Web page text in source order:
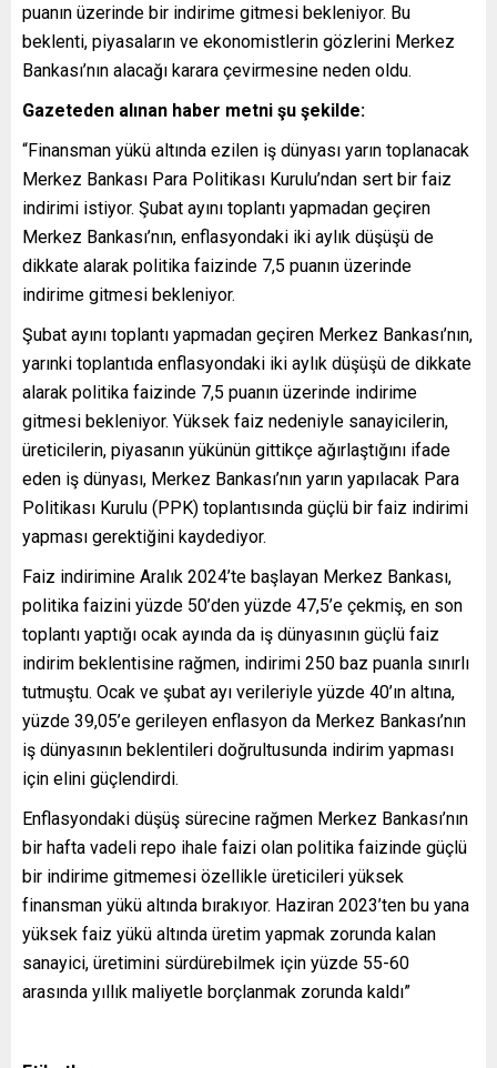
puanın üzerinde bir indirime gitmesi bekleniyor. Bu
beklenti, piyasaların ve ekonomistlerin gözlerini Merkez
Bankası’nın alacağı karara çevirmesine neden oldu.
Gazeteden alınan haber metni şu şekilde:
“Finansman yükü altında ezilen iş dünyası yarın toplanacak
Merkez Bankası Para Politikası Kurulu’ndan sert bir faiz
indirimi istiyor. Şubat ayını toplantı yapmadan geçiren
Merkez Bankası’nın, enflasyondaki iki aylık düşüşü de
dikkate alarak politika faizinde 7,5 puanın üzerinde
indirime gitmesi bekleniyor.
Şubat ayını toplantı yapmadan geçiren Merkez Bankası’nın,
yarınki toplantıda enflasyondaki iki aylık düşüşü de dikkate
alarak politika faizinde 7,5 puanın üzerinde indirime
gitmesi bekleniyor. Yüksek faiz nedeniyle sanayicilerin,
üreticilerin, piyasanın yükünün gittikçe ağırlaştığını ifade
eden iş dünyası, Merkez Bankası’nın yarın yapılacak Para
Politikası Kurulu (PPK) toplantısında güçlü bir faiz indirimi
yapması gerektiğini kaydediyor.
Faiz indirimine Aralık 2024’te başlayan Merkez Bankası,
politika faizini yüzde 50’den yüzde 47,5’e çekmiş, en son
toplantı yaptığı ocak ayında da iş dünyasının güçlü faiz
indirim beklentisine rağmen, indirimi 250 baz puanla sınırlı
tutmuştu. Ocak ve şubat ayı verileriyle yüzde 40’ın altına,
yüzde 39,05’e gerileyen enflasyon da Merkez Bankası’nın
iş dünyasının beklentileri doğrultusunda indirim yapması
için elini güçlendirdi.
Enflasyondaki düşüş sürecine rağmen Merkez Bankası’nın
bir hafta vadeli repo ihale faizi olan politika faizinde güçlü
bir indirime gitmemesi özellikle üreticileri yüksek
finansman yükü altında bırakıyor. Haziran 2023’ten bu yana
yüksek faiz yükü altında üretim yapmak zorunda kalan
sanayici, üretimini sürdürebilmek için yüzde 55-60
arasında yıllık maliyetle borçlanmak zorunda kaldı”